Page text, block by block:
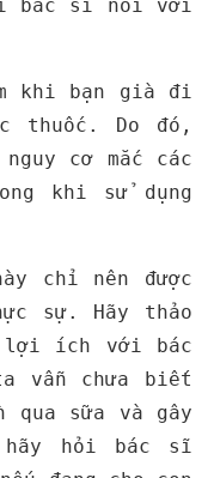
bác sĩ nói với
khi bạn già đi
thuốc. Do đó,
cơ mắc các
khi sử dụng
chỉ nên được
sự. Hãy thảo
lợi ích với bác
vẫn chưa biết
qua sữa và gây
hỏi bác sĩ